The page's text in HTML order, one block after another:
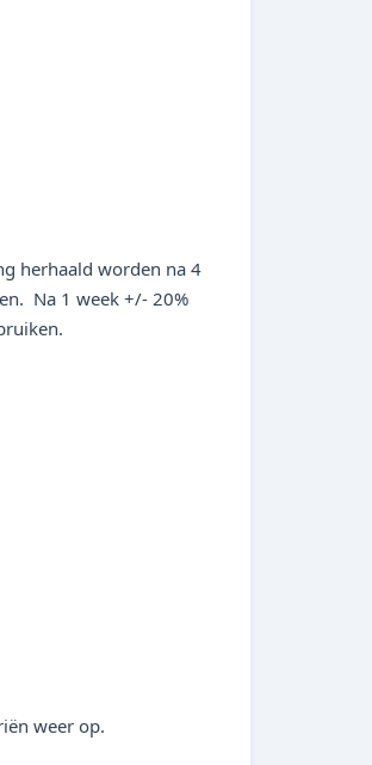
herhaald worden na 4
Na 1 week +/- 20%
weer op.